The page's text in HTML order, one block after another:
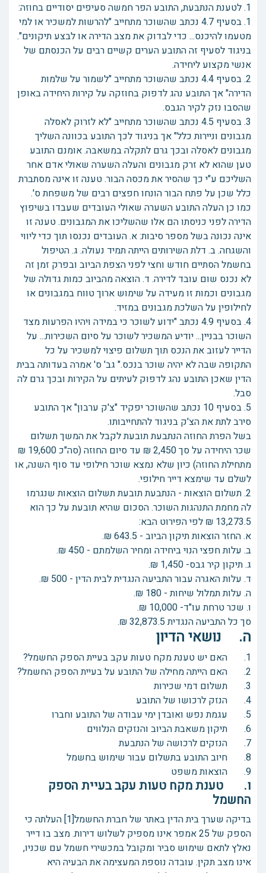
1. לטענת הנתבעת, התובע הפר חמשה סעיפים יסודיים בחוזה:
1. בסעיף 4.7 נכתב שהשוכר מתחייב "להרשות למשכיר או למי
מטעמו להיכנס... כדי לבדוק את מצב הדירה או לבצע תיקונים".
בניגוד לסעיף זה התובע הערים קשיים רבים על הכנסתם של
אנשי מקצוע ליחידה.
2. בסעיף 4.4 נכתב שהשוכר מתחייב "לשמור על שלמות
הדירה" אך התובע נהג לדפוק בחוזקה על קירות היחידה באופן
שהסבו נזק לקיר הגבס.
3. בסעיף 4.5 נכתב שהשוכר מתחייב "לא לזרוק לאסלה
מגבונים וניירות כלל" אך בניגוד לכך התובע בכוונה השליך
מגבונים לאסלה ובכך גרם לתקלה במשאבה. אומנם התובע
טען שהוא לא זרק מגבונים והעלה השערה שאולי אדם אחר
השליכם ע"י כך שהסיר את מכסה הבור. טענה זו אינה מסתברת
כלל שכן על פתח הבור הונחו חפצים רבים של משפחת ס'.
כמו כן העלה התובע השערה שאולי העובדים שעבדו בשיפוץ
הדירה לפני כניסתו הם אלו שהשליכו את המגבונים. טענה זו
אינה נכונה בשל מספר סיבות: א. העובדים נכנסו תוך כדי ליווי
והשגחה. ב. דלת השירותים הייתה תמיד נעולה. ג. הטיפול
בחשמל הסתיים חודש וחצי לפני הצפת הביוב ובפרק זמן זה
לא נכנס שום עובד לדירה. ד. הוצאה מהביוב כמות גדולה של
מגבונים וכמות זו מעידה על שימוש ארוך טווח במגבונים או
לחילופין על השלכת מגבונים במזיד.
4. בסעיף 4.9 נכתב "ידוע לשוכר כי במידה ויהיו הפרעות מצד
השוכר בבניין... יודיע המשכיר לשוכר על סיום השכירות... על
הדייר לעזוב את הנכס תוך תשלום פיצוי למשכיר על כל
התקופה שבה לא יהיה שוכר בנכס." גב' ס' אמרה בעדותה בבית
הדין שאכן התובע נהג לדפוק לעיתים על הקירות ובכך גרם לה
סבל.
5. בסעיף 10 נכתב שהשוכר יפקיד "צ'ק ערבון" אך התובע
סירב לתת את הצ'ק בניגוד להתחייבותו.
בשל הפרת החוזה הנתבעת תובעת לקבל את המשך תשלום
שכר היחידה על סך 2,450 ₪ עד סיום החוזה (סה"כ 19,600 ₪
מתחילת החוזה) כיון שלא נמצא שוכר חילופי עד סוף השנה, או
לשלם עד שימצא דייר חילופי.
2. תשלום הוצאות - הנתבעת תובעת תשלום הוצאות שנגרמו
לה מחמת התנהגות השוכר. הסכום שהיא תובעת על כך הוא
13,273.5 ₪ לפי הפירוט הבא:
א. החזר הוצאות תיקון הביוב - 643.5 ₪.
ב. עלות חפצי הנוי ביחידה ומחיר השלמתם - 450 ₪.
ג. תיקון קיר גבס- 1,450 ₪.
ד. עלות האגרה עבור התביעה הנגדית לבית הדין - 500 ₪.
ה. עלות תמלול שיחות - 180 ₪.
ו. שכר טרחת עו"ד- 10,000 ₪.
סך כל התביעה הנגדית 32,873.5 ₪.
ה. נושאי הדיון
1. האם יש טענת מקח טעות עקב בעיית הספק החשמל?
2. האם הייתה מחילה של התובע על בעיית הספק החשמל?
3. תשלום דמי שכירות
4. הנזק לרכושו של התובע
5. עגמת נפש ואובדן ימי עבודה של התובע וחברו
6. תיקון משאבת הביוב והנזקים הנלווים
7. הנזקים לרכושה של הנתבעת
8. חיוב התובע בתשלום עבור שימוש בחשמל
9. הוצאות משפט
ו. טענת מקח טעות עקב בעיית הספק
החשמל
בדיקה שערך בית הדין באתר של חברת החשמל[1] העלתה כי
הספק של 25 אמפר אינו מספיק לשלוש דירות. מצב בו דייר
נאלץ לתאם שימוש סביר ומקובל במכשירי חשמל עם שכניו,
אינו מצב תקין. עובדה נוספת המעצימה את הבעיה היא